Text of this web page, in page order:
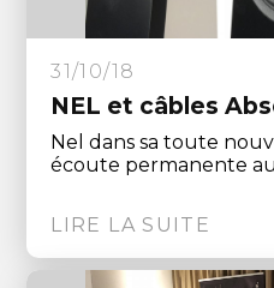
31/10/18
NEL et câbles
Nel dans sa toute
écoute permanente au
LIRE LA SUITE